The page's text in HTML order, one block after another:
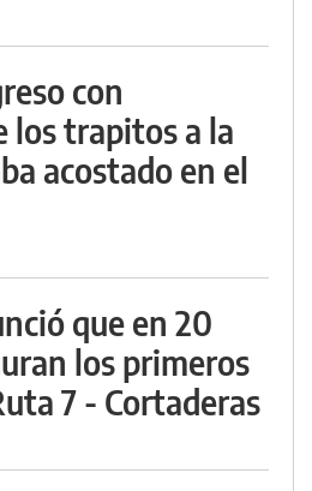
con
los trapitos a la
acostado en el
que en 20
los primeros
7 - Cortaderas